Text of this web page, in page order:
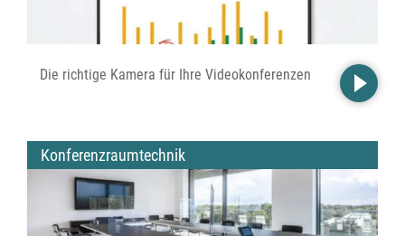
Die richtige Kamera für Ihre Videokonferenzen
Konferenzraumtechnik